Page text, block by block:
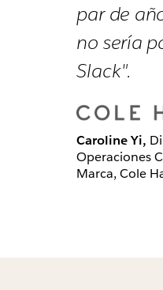
par de
no sería
Slack".
Caroline Yi,
Operaciones
Marca, Cole